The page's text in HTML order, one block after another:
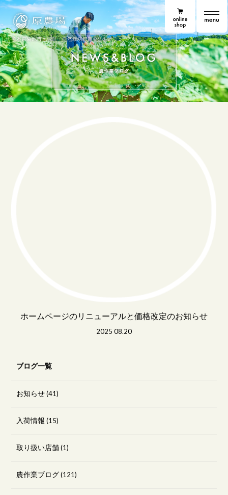
原農場便り
原農場
熊本県菊池市七城町・自然栽培無農薬のお米
online shop
ホームページのリニューアルと価格改定のお知らせ
2025 08.20
ブログ一覧
お知らせ(41)
入荷情報 (15)
取り扱い店舗(1)
農作業ブログ(121)